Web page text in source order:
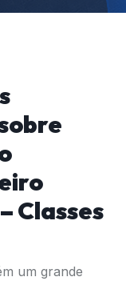
Classes
um grande